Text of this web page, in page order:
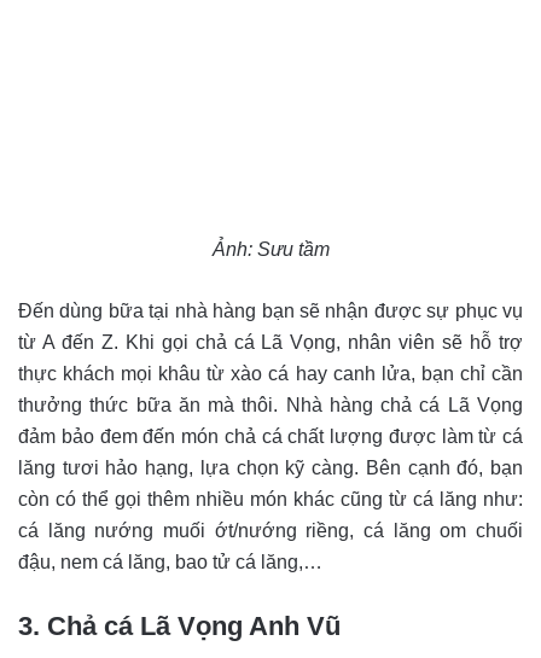
Ảnh: Sưu tầm
Đến dùng bữa tại nhà hàng bạn sẽ nhận được sự phục vụ
từ A đến Z. Khi gọi chả cá Lã Vọng, nhân viên sẽ hỗ trợ
thực khách mọi khâu từ xào cá hay canh lửa, bạn chỉ cần
thưởng thức bữa ăn mà thôi. Nhà hàng chả cá Lã Vọng
đảm bảo đem đến món chả cá chất lượng được làm từ cá
lăng tươi hảo hạng, lựa chọn kỹ càng. Bên cạnh đó, bạn
còn có thể gọi thêm nhiều món khác cũng từ cá lăng như:
cá lăng nướng muối ớt/nướng riềng, cá lăng om chuối
đậu, nem cá lăng, bao tử cá lăng,…
3. Chả cá Lã Vọng Anh Vũ